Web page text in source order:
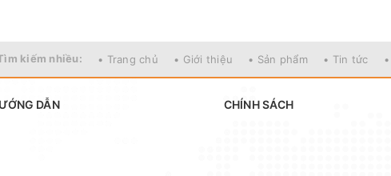
kiếm nhiều: • Trang chủ • Giới thiệu • Sản phẩm • Tin tức
DẪN CHÍNH SÁCH